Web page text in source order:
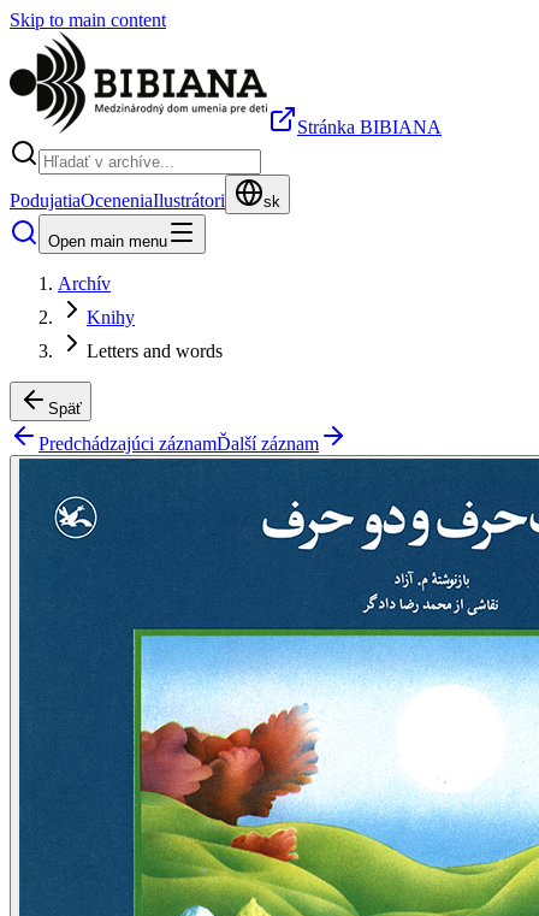
Skip to main content
Stránka BIBIANA
PodujatiaOceneniaIlustrátori sk
Open main menu
Archív
Knihy
Letters and words
Späť
Predchádzajúci záznamĎalší záznam